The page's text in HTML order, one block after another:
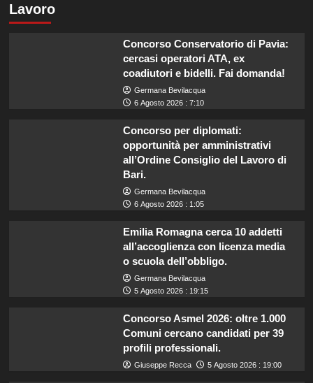
Lavoro
Concorso Conservatorio di Pavia:
cercasi operatori ATA, ex
coadiutori e bidelli. Fai domanda!
Germana Bevilacqua
6 Agosto 2026 : 7:10
Concorso per diplomati:
opportunità per amministrativi
all’Ordine Consiglio del Lavoro di
Bari.
Germana Bevilacqua
6 Agosto 2026 : 1:05
Emilia Romagna cerca 10 addetti
all’accoglienza con licenza media
o scuola dell’obbligo.
Germana Bevilacqua
5 Agosto 2026 : 19:15
Concorso Asmel 2026: oltre 1.000
Comuni cercano candidati per 39
profili professionali.
Giuseppe Recca 5 Agosto 2026 : 19:00